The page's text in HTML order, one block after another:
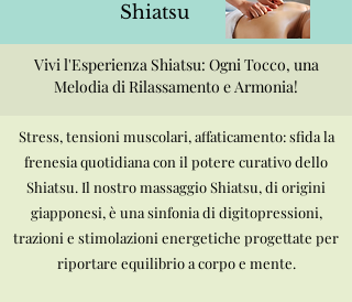
Shiatsu
Vivi l'Esperienza Shiatsu: Ogni Tocco, una
Melodia di Rilassamento e Armonia!
Stress, tensioni muscolari, affaticamento: sfida la
frenesia quotidiana con il potere curativo dello
Shiatsu. Il nostro massaggio Shiatsu, di origini
giapponesi, è una sinfonia di digitopressioni,
trazioni e stimolazioni energetiche progettate per
riportare equilibrio a corpo e mente.